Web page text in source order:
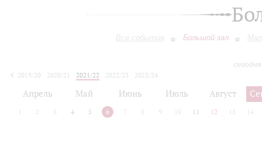
Все события Большой зал
2019/20
2020/21 2021/22 2022/23
2023/24
Апрель Май Июнь Июль Август
2 3 4 5 6 7 8 9 10 11 12 13 14